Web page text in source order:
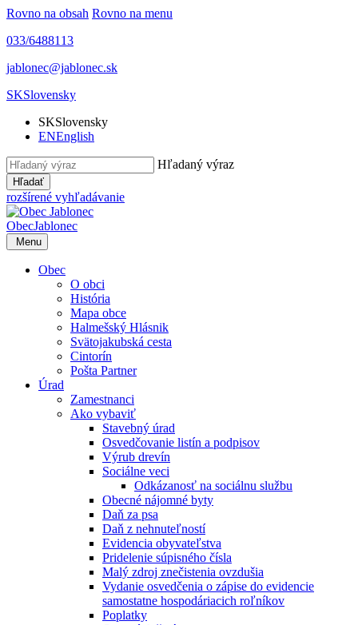
Rovno na obsah Rovno na menu
033/6488113
jablonec@jablonec.sk
SKSlovensky
SKSlovensky
ENEnglish
Hľadaný výraz
Hľadať
rozšírené vyhľadávanie
ObecJablonec
Menu
Obec
O obci
História
Mapa obce
Halmešský Hlásnik
Svätojakubská cesta
Cintorín
Pošta Partner
Úrad
Zamestnanci
Ako vybaviť
Stavebný úrad
Osvedčovanie listín a podpisov
Výrub drevín
Sociálne veci
Odkázanosť na sociálnu službu
Obecné nájomné byty
Daň za psa
Daň z nehnuteľností
Evidencia obyvateľstva
Pridelenie súpisného čísla
Malý zdroj znečistenia ovzdušia
Vydanie osvedčenia o zápise do evidencie
samostatne hospodáriacich roľníkov
Poplatky